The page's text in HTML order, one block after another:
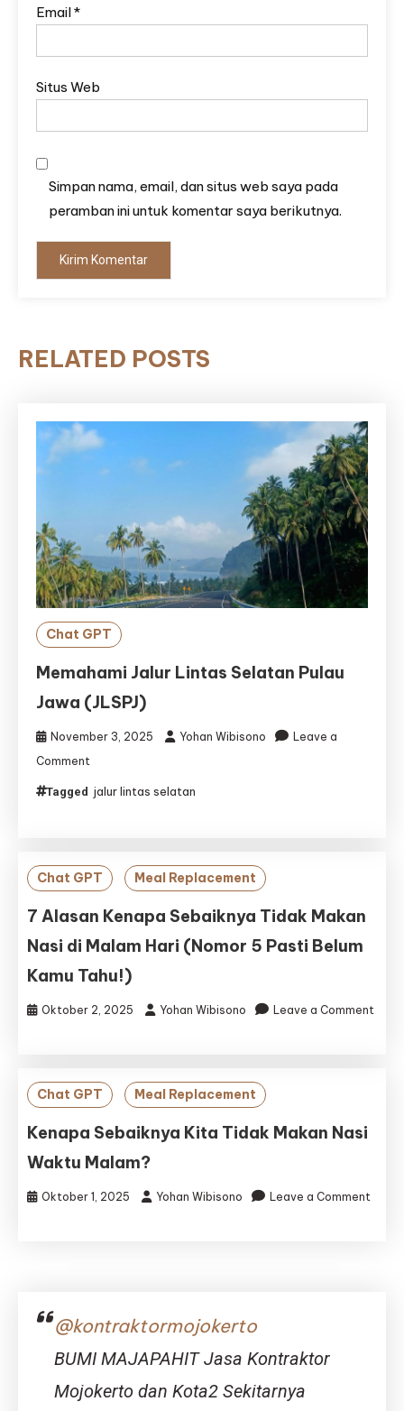
Email*
Situs Web
Simpan nama, email, dan situs web saya pada
peramban ini untuk komentar saya berikutnya.
RELATED POSTS
Chat GPT
Memahami Jalur Lintas Selatan Pulau
Jawa (JLSPJ)
November 3, 2025 Yohan Wibisono
Leave a
Comment
Jalur
Jawa
(JLSPJ)
Tagged jalur lintas selatan
Chat GPT Meal Replacement
7 Alasan Kenapa Sebaiknya Tidak Makan
Nasi di Malam Hari (Nomor 5 Pasti Belum
Kamu Tahu!)
Oktober 2, 2025 Yohan Wibisono
Leave a Comment
Kenapa
Sebaiknya
Tidak
Nasi
Malam
Kamu
Tahu!)
Chat GPT Meal Replacement
Kenapa Sebaiknya Kita Tidak Makan Nasi
Waktu Malam?
Oktober 1, 2025 Yohan Wibisono
Leave a Comment
Makan
Malam?
@kontraktormojokerto
BUMI MAJAPAHIT Jasa Kontraktor
Mojokerto dan Kota2 Sekitarnya